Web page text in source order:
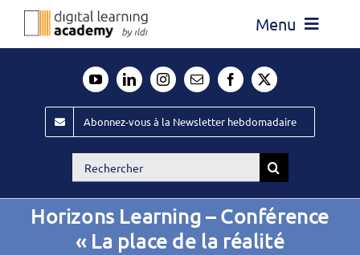
Passer
Menu
Évènements ILDI
Offres d’emploi
Goodies
Abonnez-vous à la Newsletter hebdomadaire
Rechercher:
Horizons Learning – Conférence
« La place de la réalité